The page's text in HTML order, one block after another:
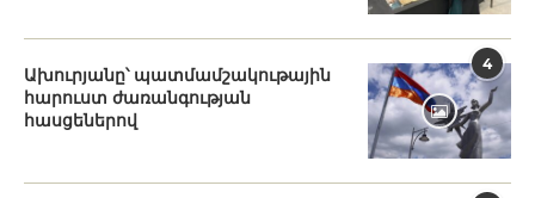
4
Ախուրյանը՝ պատմամշակութային
հարուստ ժառանգության
հասցեներով